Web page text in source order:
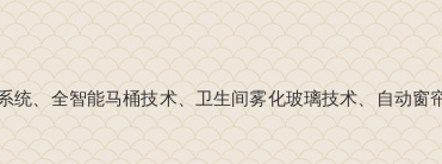
、全智能马桶技术、卫生间雾化玻璃技术、自动